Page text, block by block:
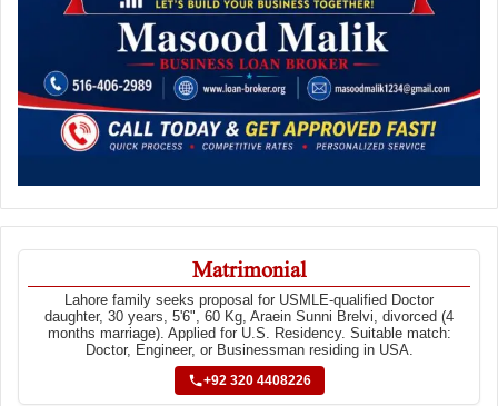
Matrimonial
Lahore family seeks proposal for USMLE-qualified Doctor
daughter, 30 years, 5'6", 60 Kg, Araein Sunni Brelvi, divorced (4
months marriage). Applied for U.S. Residency. Suitable match:
Doctor, Engineer, or Businessman residing in USA.
+92 320 4408226